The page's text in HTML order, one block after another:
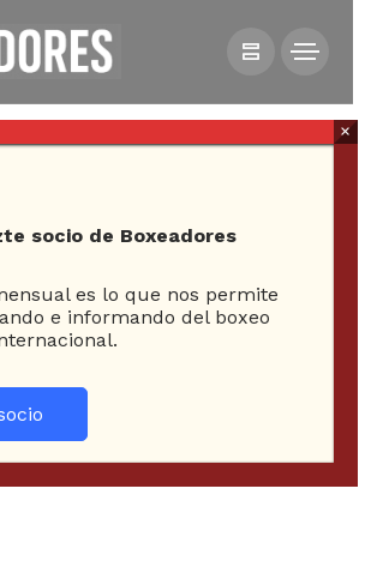
RETIENE CETRO SUPER MOSCA
socio de Boxeadores
es lo que nos permite
e informando del boxeo
×